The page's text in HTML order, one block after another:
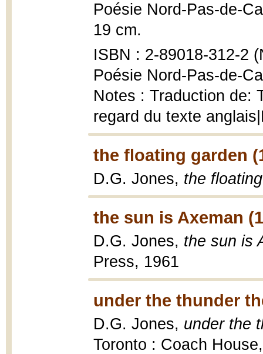
Poésie Nord-Pas-de-
19 cm.
ISBN : 2-89018-312-2
Poésie Nord-Pas-de-
Notes : Traduction de:
regard du texte
the floating garden
D.G. Jones, the
the sun is Axeman
D.G. Jones, the sun is
Press, 1961
under the thunder
D.G. Jones, under the
Toronto : Coach